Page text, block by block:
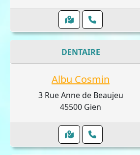
DENTAIRE
Albu Cosmin
3 Rue Anne de Beaujeu
45500 Gien